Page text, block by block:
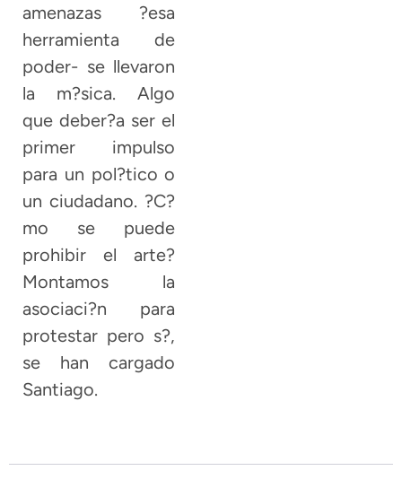
amenazas ?esa
herramienta de
poder- se llevaron
la m?sica. Algo
que deber?a ser el
primer impulso
para un pol?tico o
un ciudadano. ?C?
mo se puede
prohibir el arte?
Montamos la
asociaci?n para
protestar pero s?,
se han cargado
Santiago.